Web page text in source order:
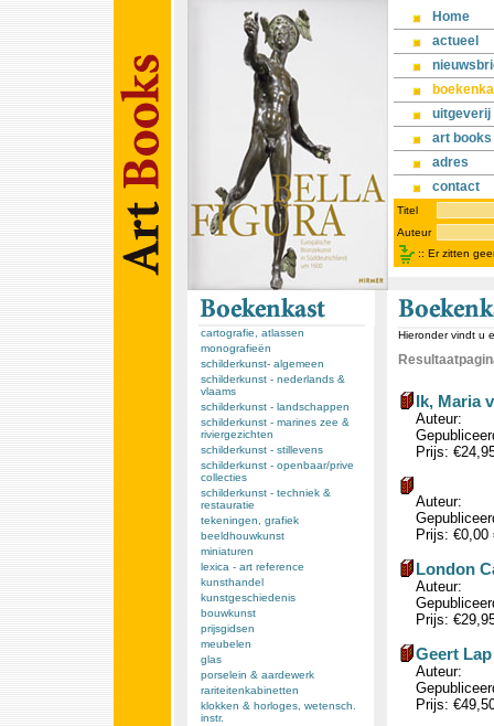
Home
actueel
uitgeverij
art books
adres
contact
Titel
Auteur
:: Er zitten
cartografie, atlassen
monografieën
schilderkunst- algemeen
schilderkunst - nederlands &
vlaams
schilderkunst - landschappen
schilderkunst - marines zee &
riviergezichten
schilderkunst - stillevens
schilderkunst - openbaar/prive
collecties
schilderkunst - techniek &
restauratie
tekeningen, grafiek
beeldhouwkunst
miniaturen
lexica - art reference
kunsthandel
kunstgeschiedenis
bouwkunst
prijsgidsen
meubelen
glas
porselein & aardewerk
rariteitenkabinetten
klokken & horloges, wetensch.
instr.
Hieronder vindt u
Ik, Maria
Auteur:
Prijs:
Auteur:
Prijs: €0,00
London
Auteur:
Prijs:
Geert Lap
Auteur:
Prijs: